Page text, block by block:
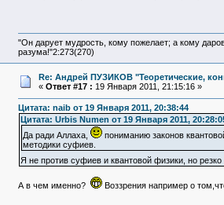
"Он дарует мудрость, кому пожелает; а кому
разума!"2:273(270)
Re: Андрей ПУЗИКОВ "Теоретические,
« Ответ #17 : 19 Января 2011, 21:15:16 »
Цитата: naib от 19 Января 2011, 20:38:44
Цитата: Urbis Numen от 19 Января 2011,
Да ради Аллаха,
пониманию законов
методики суфиев.
Я не против суфиев и квантовой физики, но
А в чем именно? Воззрения например о